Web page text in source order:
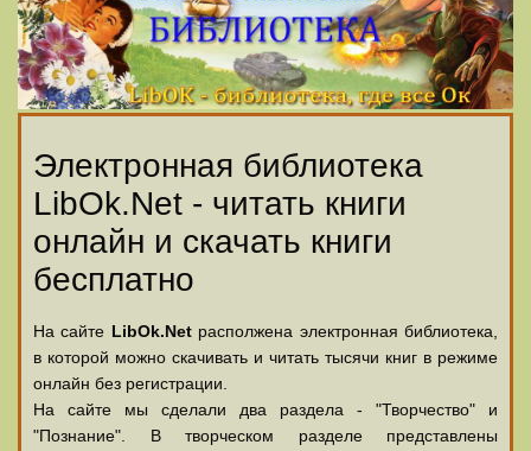
Электронная библиотека
LibOk.Net - читать книги
онлайн и скачать книги
бесплатно
На сайте LibOk.Netрасполжена электронная библиотека,
в которой можно скачивать и читать тысячи книг в режиме
онлайн без регистрации.
На сайте мы сделали два раздела - "Творчество" и
"Познание". В творческом разделе представлены